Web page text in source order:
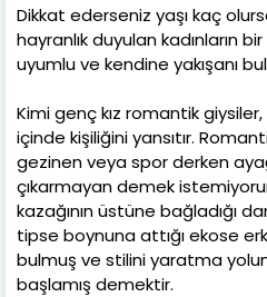
Dikkat ederseniz yaşı kaç
hayranlık duyulan kadınların
uyumlu ve kendine yakışanı
Kimi genç kız romantik
içinde kişiliğini yansıtır.
gezinen veya spor derken
çıkarmayan demek
kazağının üstüne bağladığı
tipse boynuna attığı ekose
bulmuş ve stilini yaratma
başlamış demektir.